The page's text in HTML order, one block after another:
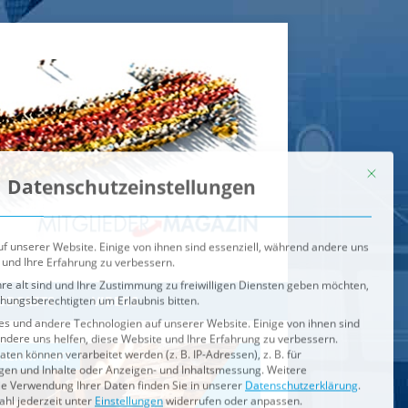
VIDEOS
IM BRENNPUNKT
unserer Website. Einige von ihnen sind essenziell, während andere uns
Ihre Erfahrung zu verbessern.
alt sind und Ihre Zustimmung zu freiwilligen Diensten geben möchten,
und andere Technologien auf unserer Website. Einige von ihnen sind
uns helfen, diese Website und Ihre Erfahrung zu verbessern.
können verarbeitet werden (z. B. IP-Adressen), z. B. für
Verwendung Ihrer Daten finden Sie in unsererDatenschutzerklärung.
jederzeit unterEinstellungenwiderrufen oder anpassen.
Service-Gruppen, für die eine Einwilligung erteilt werden
Externe Medien
Speichern
Alle akzeptieren